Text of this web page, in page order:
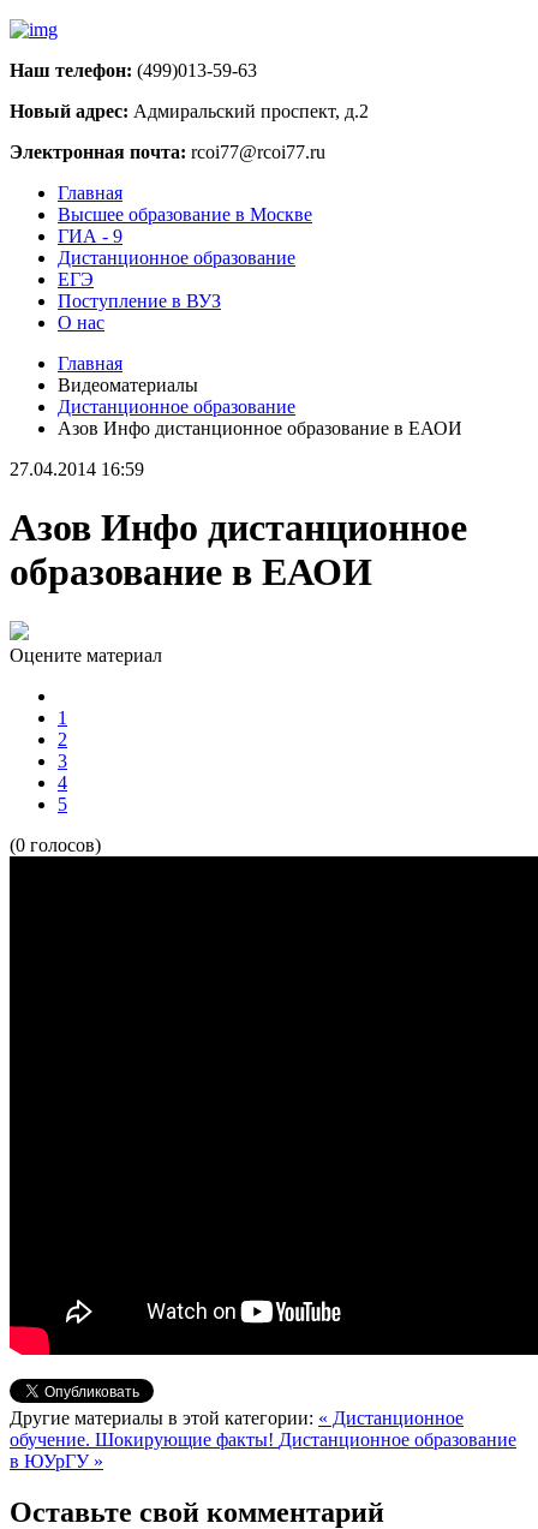
Наш телефон: (499)013-59-63
Новый адрес: Адмиральский проспект, д.2
Электронная почта: rcoi77@rcoi77.ru
Главная
Высшее образование в Москве
ГИА - 9
Дистанционное образование
ЕГЭ
Поступление в ВУЗ
О нас
Главная
Видеоматериалы
Дистанционное образование
Азов Инфо дистанционное образование в ЕАОИ
27.04.2014 16:59
Азов Инфо дистанционное
образование в ЕАОИ
Оцените материал
1
2
3
4
5
(0 голосов)
Другие материалы в этой категории: « Дистанционное
обучение. Шокирующие факты! Дистанционное образование
в ЮУрГУ »
Оставьте свой комментарий